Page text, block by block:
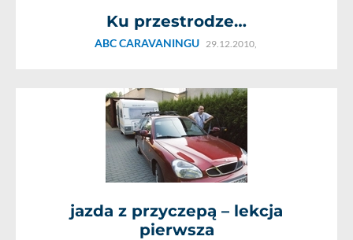
Ku przestrodze…
ABC CARAVANINGU 29.12.2010,
jazda z przyczepą – lekcja
pierwsza